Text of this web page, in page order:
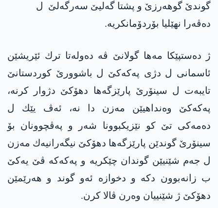
گوندێ گوھەرزێ و پشتا گەليێ سەرگەلێ ‏ ل
ده‌ڤه‌را نهێليا بۆردۆمانکريە.
ژ ده‌ستپێكا مه‌ها گولانێ ڤه‌ ده‌وله‌تا ترك ئێریشێن
ئاسمانی ل دژی په‌كه‌كێ ل باشوورێ كوردستانێ
تایبه‌ت ل سینۆرێ پارێزگه‌ها دهۆكێ دژوار كرنه‌،
په‌كه‌كێ وه‌نداهیێن مه‌زن دا نه‌، ئه‌ڤ یێك ل
ده‌مه‌كی تێ کو نێزیكبوونا شه‌ر و په‌ڤچوونان بۆ
سینۆرێ گوندێن پارێزگه‌ها دهۆكێ نیگه‌رانیه‌ك مه‌زن
ل جه‌م شێنیێن گوندان چێكریه‌ و په‌كه‌كه‌ ڤێ یه‌كێ
ب زانه‌بوون دكه‌ و دخوازه‌ ئه‌و گوند و هه‌رێمێن
دهۆكێ ژ شێنییان وه‌رن ڤالا كرن.